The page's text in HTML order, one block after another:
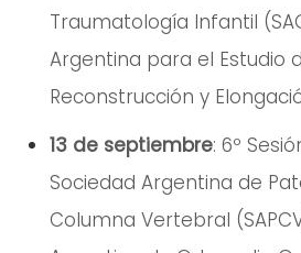
Traumatología Infantil
Argentina para el Estudio
Reconstrucción y
13 de septiembre: 6º
Sociedad Argentina de
Columna Vertebral